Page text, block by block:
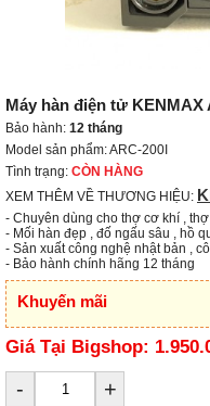
Máy hàn điện tử KENMAX
Bảo hành: 12 tháng
Model sản phẩm: ARC-200I
Tình trạng: CÒN HÀNG
XEM THÊM VỀ THƯƠNG HIỆU:
- Chuyên dùng cho thợ cơ khí ,
- Mối hàn đẹp , đố ngấu sâu , hồ
- Sản xuất công nghệ nhật bản ,
- Bảo hành chính hãng 12 tháng
Khuyến mãi
Giá Tại Bigshop:
- +